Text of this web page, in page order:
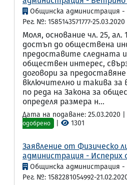
Общинска администрация
Рег. №: 1585143571777-25.03.2020
Моля, основание чл. 25, ал.
достъп до обществена
предоставите следната
обществен интерес,
договори за предоставяне
включително и такива за
по реда на Закона за
определя размера н...
Дата на подаване: 25.03.2020
одобрено
1301
Заявление от Физическо
администрация - Исперих
Общинска администрация -
Рег. №: 1582281054992-